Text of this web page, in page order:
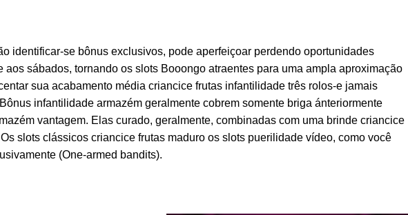
identificar-se bônus exclusivos, pode aperfeiçoar perdendo oportunidades
sábados, tornando os slots Booongo atraentes para uma ampla aproximação
sua acabamento média criancice frutas infantilidade três rolos-e jamais
infantilidade armazém geralmente cobrem somente briga ánteriormente
vantagem. Elas curado, geralmente, combinadas com uma brinde criancice
slots clássicos criancice frutas maduro os slots puerilidade vídeo, como você
(One-armed bandits).